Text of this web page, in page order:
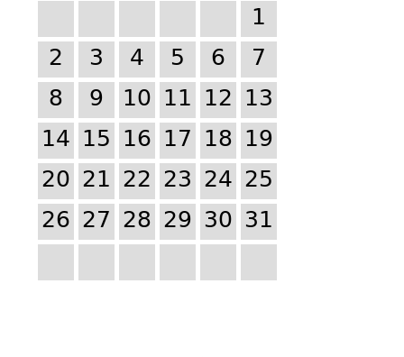
1
2
3 4 5 6
7
8
9 10 11 12 13
14 15 16 17 18 19
20 21 22 23 24 25
26 27 28 29 30 31